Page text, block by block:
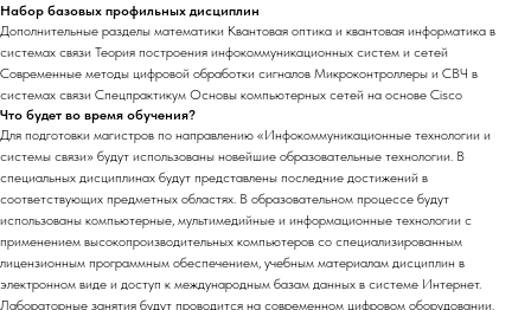
Набор базовых профильных дисциплин
Дополнительные разделы математики Квантовая оптика и квантовая информатика в
системах связи Теория построения инфокоммуникационных систем и сетей
Современные методы цифровой обработки сигналов Микроконтроллеры и СВЧ в
системах связи Спецпрактикум Основы компьютерных сетей на основе Cisco
Что будет во время обучения?
Для подготовки магистров по направлению «Инфокоммуникационные технологии и
системы связи» будут использованы новейшие образовательные технологии. В
специальных дисциплинах будут представлены последние достижений в
соответствующих предметных областях. В образовательном процессе будут
использованы компьютерные, мультимедийные и информационные технологии с
применением высокопроизводительных компьютеров со специализированным
лицензионным программным обеспечением, учебным материалам дисциплин в
электронном виде и доступ к международным базам данных в системе Интернет.
Лабораторные занятия будут проводится на современном цифровом оборудовании.